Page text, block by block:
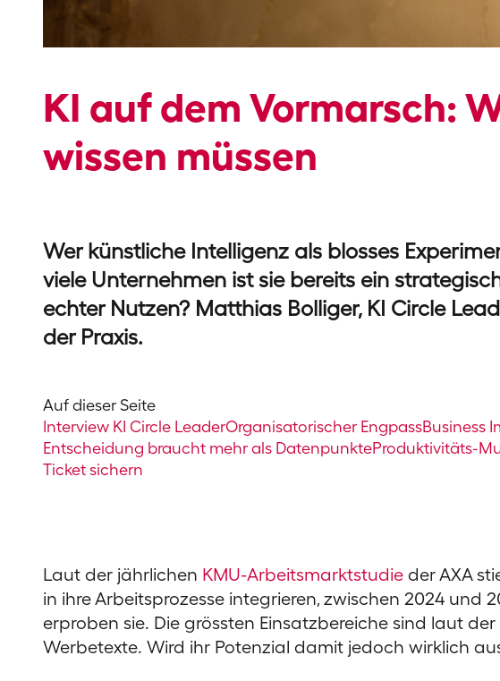
KI auf dem Vormarsch:
wissen müssen​
Wer künstliche Intelligenz als blosses
viele Unternehmen ist sie bereits ein
echter Nutzen? Matthias Bolliger, KI Circle
der Praxis.
Auf dieser Seite
Interview KI Circle LeaderOrganisatorischer EngpassBusiness
Entscheidung braucht mehr als DatenpunkteProduktivitäts-
Ticket sichern
Laut der jährlichen KMU-Arbeitsmarktstudie der AXA
in ihre Arbeitsprozesse integrieren, zwischen 2024 und
erproben sie. Die grössten Einsatzbereiche sind laut
Werbetexte. Wird ihr Potenzial damit jedoch wirklich